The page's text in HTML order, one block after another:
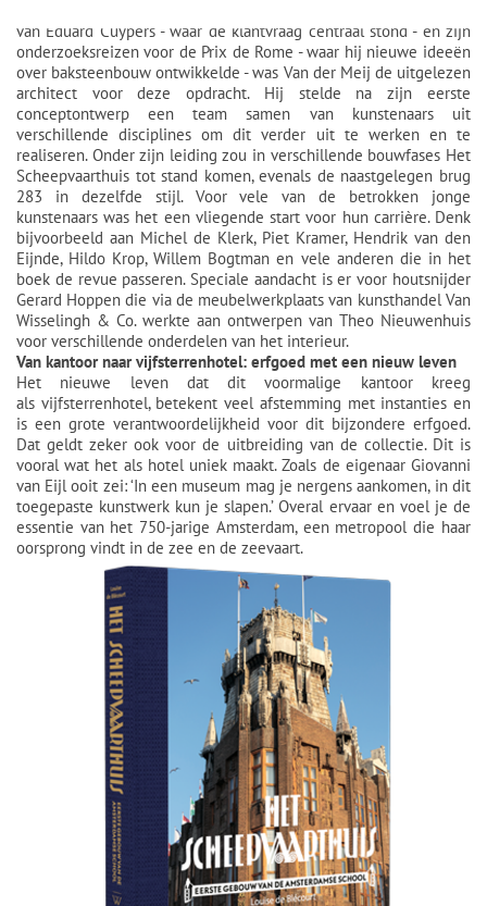
van Eduard Cuypers - waar de klantvraag centraal stond - en zijn
onderzoeksreizen voor de Prix de Rome - waar hij nieuwe ideeën
over baksteenbouw ontwikkelde - was Van der Meij de uitgelezen
architect voor deze opdracht. Hij stelde na zijn eerste
conceptontwerp een team samen van kunstenaars uit
verschillende disciplines om dit verder uit te werken en te
realiseren. Onder zijn leiding zou in verschillende bouwfases Het
Scheepvaarthuis tot stand komen, evenals de naastgelegen brug
283 in dezelfde stijl. Voor vele van de betrokken jonge
kunstenaars was het een vliegende start voor hun carrière. Denk
bijvoorbeeld aan Michel de Klerk, Piet Kramer, Hendrik van den
Eijnde, Hildo Krop, Willem Bogtman en vele anderen die in het
boek de revue passeren. Speciale aandacht is er voor houtsnijder
Gerard Hoppen die via de meubelwerkplaats van kunsthandel Van
Wisselingh & Co. werkte aan ontwerpen van Theo Nieuwenhuis
voor verschillende onderdelen van het interieur.
Van kantoor naar vijfsterrenhotel: erfgoed met een nieuw leven
Het nieuwe leven dat dit voormalige kantoor kreeg
als vijfsterrenhotel, betekent veel afstemming met instanties en
is een grote verantwoordelijkheid voor dit bijzondere erfgoed.
Dat geldt zeker ook voor de uitbreiding van de collectie. Dit is
vooral wat het als hotel uniek maakt. Zoals de eigenaar Giovanni
van Eijl ooit zei: ‘In een museum mag je nergens aankomen, in dit
toegepaste kunstwerk kun je slapen.’ Overal ervaar en voel je de
essentie van het 750-jarige Amsterdam, een metropool die haar
oorsprong vindt in de zee en de zeevaart.